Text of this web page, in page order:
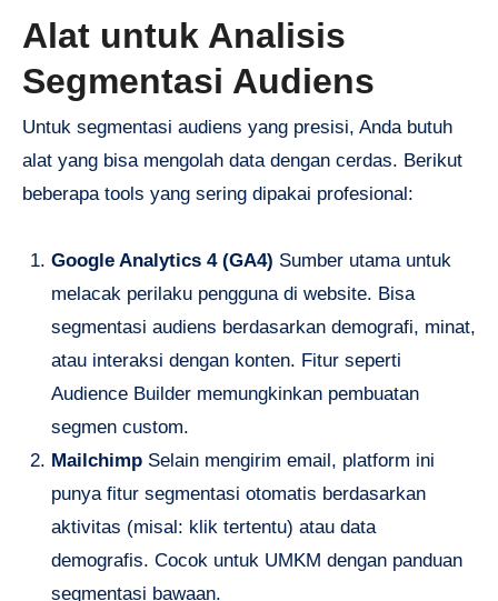
Alat untuk Analisis
Segmentasi Audiens
Untuk segmentasi audiens yang presisi, Anda butuh
alat yang bisa mengolah data dengan cerdas. Berikut
beberapa tools yang sering dipakai profesional:
Google Analytics 4 (GA4) Sumber utama untuk
melacak perilaku pengguna di website. Bisa
segmentasi audiens berdasarkan demografi, minat,
atau interaksi dengan konten. Fitur seperti
Audience Builder memungkinkan pembuatan
segmen custom.
MailchimpSelain mengirim email, platform ini
punya fitur segmentasi otomatis berdasarkan
aktivitas (misal: klik tertentu) atau data
demografis. Cocok untuk UMKM dengan panduan
segmentasi bawaan.